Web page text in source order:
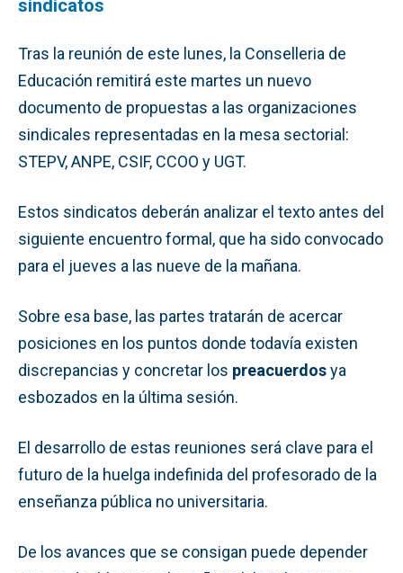
sindicatos
Tras la reunión de este lunes, la Conselleria de
Educación remitirá este martes un nuevo
documento de propuestas a las organizaciones
sindicales representadas en la mesa sectorial:
STEPV, ANPE, CSIF, CCOO y UGT.
Estos sindicatos deberán analizar el texto antes del
siguiente encuentro formal, que ha sido convocado
para el jueves a las nueve de la mañana.
Sobre esa base, las partes tratarán de acercar
posiciones en los puntos donde todavía existen
discrepancias y concretar los preacuerdosya
esbozados en la última sesión.
El desarrollo de estas reuniones será clave para el
futuro de la huelga indefinida del profesorado de la
enseñanza pública no universitaria.
De los avances que se consigan puede depender